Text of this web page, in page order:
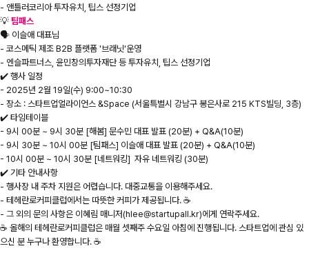
- 앤틀러코리아 투자유치, 팁스 선정기업
💡 팀패스
🗣️ 이슬애 대표님
- 코스메틱 제조 B2B 플랫폼 '브래닛'운영
- 엔슬파트너스, 윤민창의투자재단 등 투자유치, 팁스 선정기업
✔️ 행사 일정
- 2025년 2월 19일(수) 9:00~10:30
- 장소 : 스타트업얼라이언스 &Space (서울특별시 강남구 봉은사로 215 KTS빌딩, 3층)
✔️ 타임테이블
- 9시 00분 ~ 9시 30분 [해봄] 문수민 대표 발표 (20분) + Q&A(10분)
- 9시 30분 ~ 10시 00분 [팀패스] 이슬애 대표 발표 (20분) + Q&A(10분)
- 10시 00분 ~ 10시 30분 [네트워킹] 자유 네트워킹 (30분)
✔️ 기타 안내사항
- 행사장 내 주차 지원은 어렵습니다. 대중교통을 이용해주세요.
- 테헤란로커피클럽에서는 따뜻한 커피가 제공됩니다. ☕️
- 그 외의 문의 사항은 이혜림 매니저(hlee@startupall.kr)에게 연락주세요.
☕️ 올해의 테헤란로커피클럽은 매월 셋째주 수요일 아침에 진행됩니다. 스타트업에 관심 있
으신 분 누구나 환영합니다. ☕️